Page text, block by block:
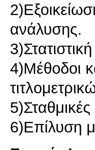
ανάλυσης.
4)Μέθοδοι
6)Επίλυση